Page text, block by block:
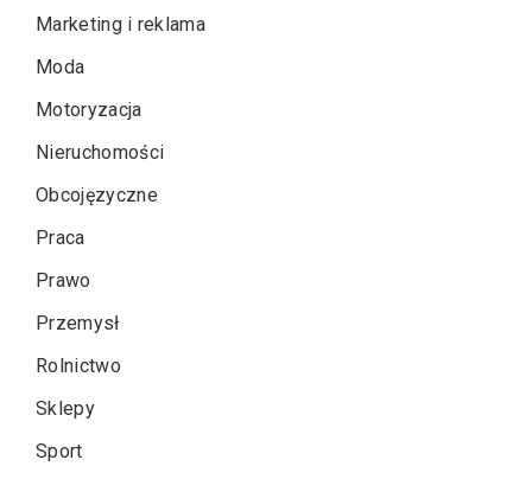
Marketing i reklama
Moda
Motoryzacja
Nieruchomości
Obcojęzyczne
Praca
Prawo
Przemysł
Rolnictwo
Sklepy
Sport